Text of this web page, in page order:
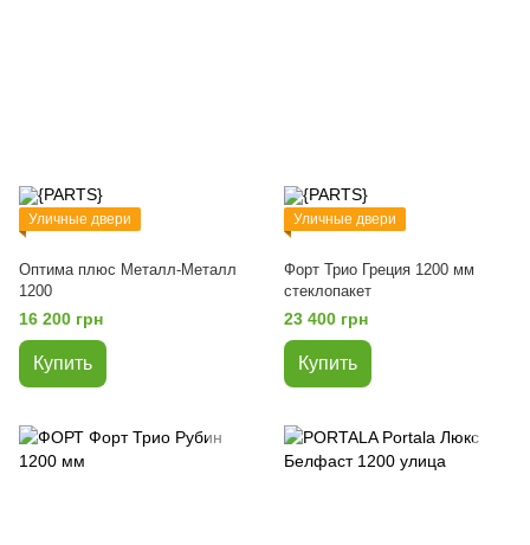
Уличные двери
Оптима плюс Металл-Металл
1200
16 200 грн
Купить
Уличные двери
Форт Трио Греция 1200 мм
стеклопакет
23 400 грн
Купить